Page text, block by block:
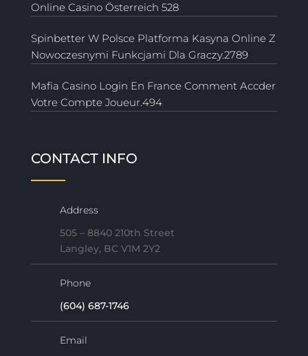
Online Casino Österreich 528
Spinbetter W Polsce Platforma Kasyna Online Z
Nowoczesnymi Funkcjami Dla Graczy.2789
Mafia Casino Login En France Comment Accder
Votre Compte Joueur.494
CONTACT INFO
Address
505 – 8840 210th Street
Langley, BC V1M 2Y2
Phone
(604) 687-1746
Email